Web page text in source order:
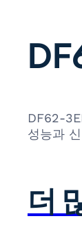
DF62-
성능과
더